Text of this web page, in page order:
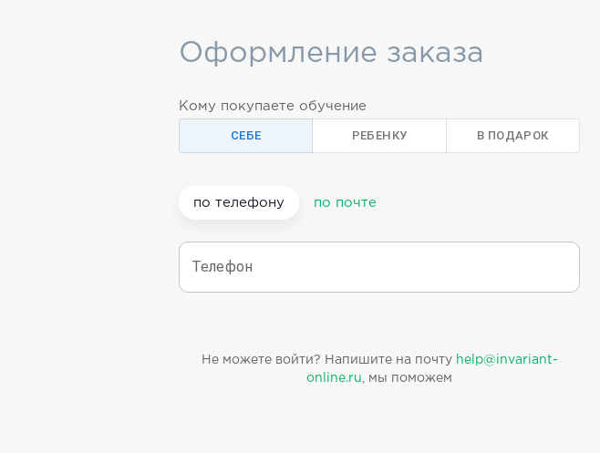
Оформление заказа
Кому покупаете обучение
СЕБЕ РЕБЕНКУ В ПОДАРОК
по телефону по почте
Телефон
Не можете войти? Напишите на почту help@invariant-
online.ru , мы поможем